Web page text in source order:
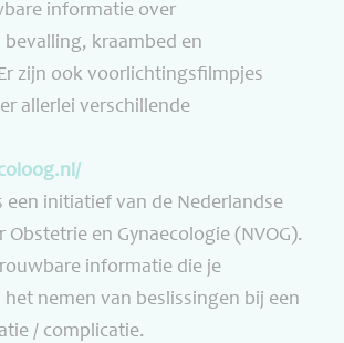
informatie over
kraambed en
zijn ook voorlichtingsfilmpjes
allerlei verschillende
een initiatief van de Nederlandse
Obstetrie en Gynaecologie (NVOG).
informatie die je
nemen van beslissingen bij een
/ complicatie.